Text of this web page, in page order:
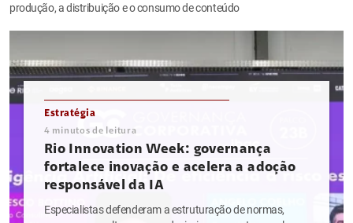
produção, a distribuição e o consumo de conteúdo
Estratégia
4 minutos de leitura
Rio Innovation Week: governança
fortalece inovação e acelera a adoção
responsável da IA
Especialistas defenderam a estruturação de normas,